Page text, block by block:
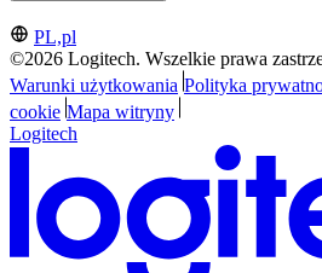
PL,pl
©2026 Logitech. Wszelkie prawa
Warunki użytkowania Polityka
cookie Mapa witryny
Logitech